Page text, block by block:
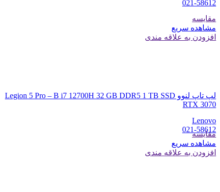
021-58612
مقایسه
مشاهده سریع
افزودن به علاقه مندی
لپ تاپ لنوو Legion 5 Pro – B i7 12700H 32 GB DDR5 1 TB SSD
RTX 3070
Lenovo
021-58612
مقایسه
مشاهده سریع
افزودن به علاقه مندی